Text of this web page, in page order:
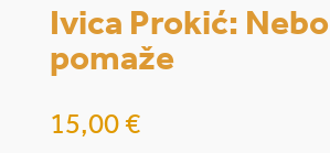
Ivica Prokić:
pomaže
15,00€